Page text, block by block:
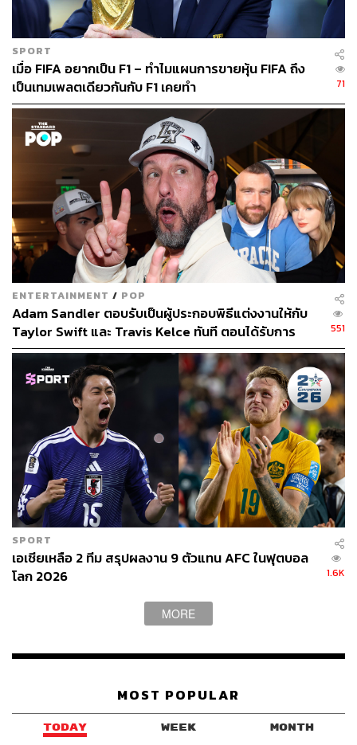
SPORT
เมื่อ FIFA อยากเป็น F1 – ทำไมแผนการขายหุ้น FIFA ถึง
เป็นเทมเพลตเดียวกันกับ F1 เคยทำ
71
ENTERTAINMENT / POP
Adam Sandler ตอบรับเป็นผู้ประกอบพิธีแต่งงานให้กับ
Taylor Swift และ Travis Kelce ทันที ตอนได้รับการ
ติดต่อ
551
SPORT
เอเชียเหลือ 2 ทีม สรุปผลงาน 9 ตัวแทน AFC ในฟุตบอล
โลก 2026
1.6K
MORE
MOST POPULAR
TODAY WEEK MONTH